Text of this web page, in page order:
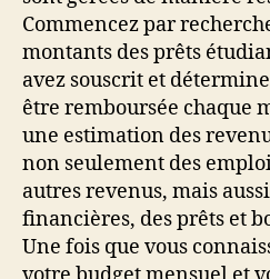
Commencez par
montants des prêts
avez souscrit et
être remboursée chaque
une estimation des
non seulement des
autres revenus, mais
financières, des prêts et
Une fois que vous